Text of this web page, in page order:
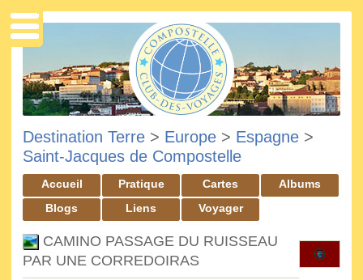
Destination Terre > Europe > Espagne >
Saint-Jacques de Compostelle
Accueil Pratique Cartes
Albums
Blogs
Liens Voyager
CAMINO PASSAGE DU RUISSEAU
PAR UNE CORREDOIRAS